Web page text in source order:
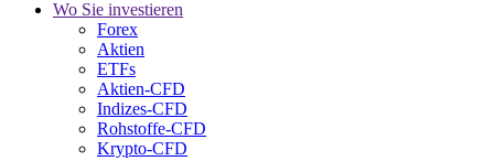
Wo Sie investieren
Forex
Aktien
ETFs
Aktien-CFD
Indizes-CFD
Rohstoffe-CFD
Krypto-CFD